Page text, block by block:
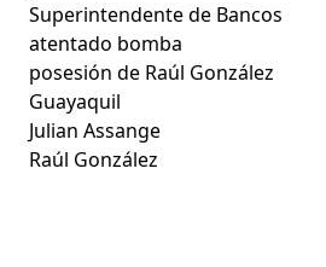
Superintendente de Bancos
atentado bomba
posesión de Raúl González
Guayaquil
Julian Assange
Raúl González